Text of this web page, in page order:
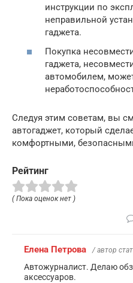
инструкции по
неправильной
гаджета.
Покупка
гаджета,
автомобилем,
Следуя этим советам, вы
автогаджет, который
комфортными,
Рейтинг
( Пока оценок нет )
Елена Петрова / автор
Автожурналист. Делаю
аксессуаров.